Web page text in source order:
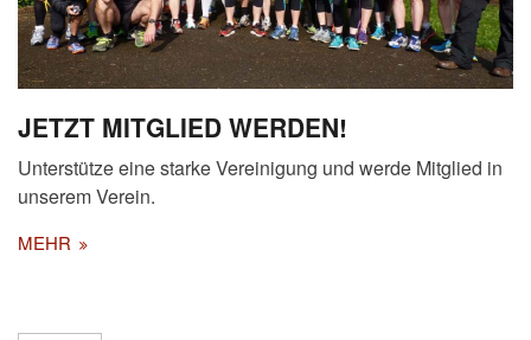
JETZT MITGLIED WERDEN!
Unterstütze eine starke Vereinigung und werde Mitglied in
unserem Verein.
MEHR